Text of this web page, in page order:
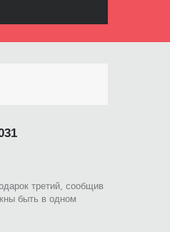
третий, сообщив
быть в одном